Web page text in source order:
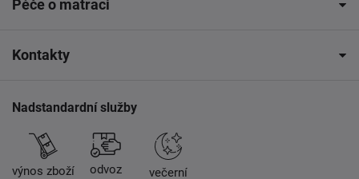
Péče o matraci
Kontakty
Nadstandardní služby
výnos zboží
odvoz
večerní